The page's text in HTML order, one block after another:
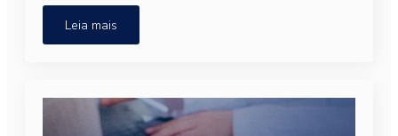
Leia mais